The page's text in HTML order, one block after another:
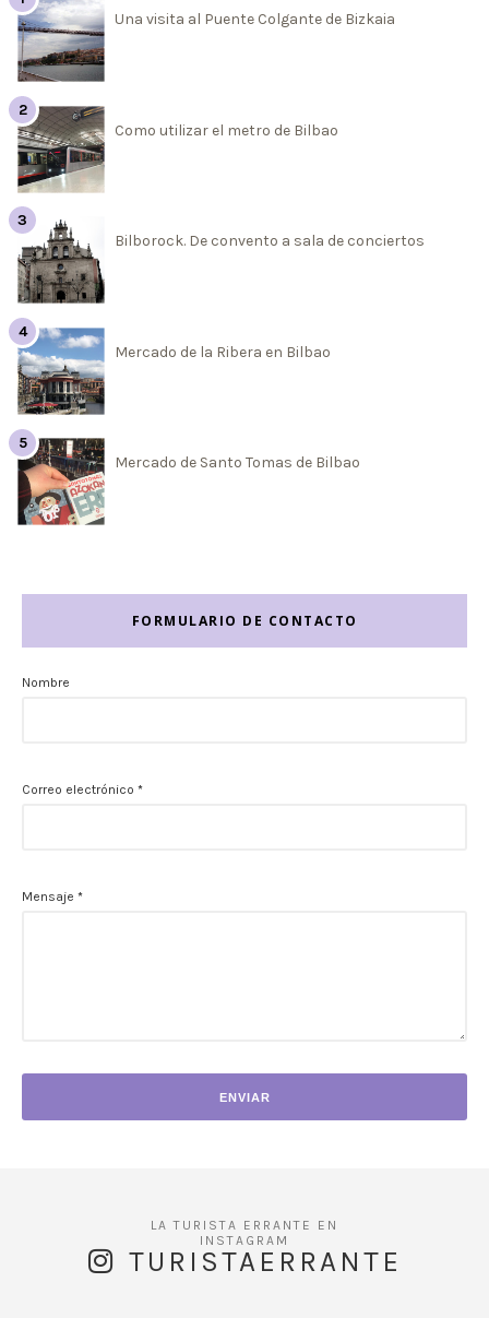
Una visita al Puente Colgante de Bizkaia
Como utilizar el metro de Bilbao
Bilborock. De convento a sala de conciertos
Mercado de la Ribera en Bilbao
Mercado de Santo Tomas de Bilbao
FORMULARIO DE CONTACTO
Nombre
Correo electrónico *
Mensaje *
TURISTAERRANTE